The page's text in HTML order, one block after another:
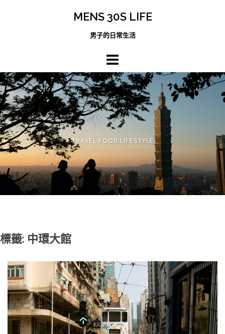
MENS 30S LIFE
男子的日常生活
TRAVEL FOOD LIFESTYLE
標籤: 中環大館